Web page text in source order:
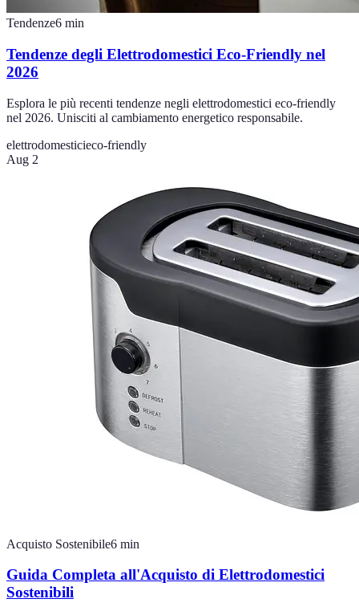
Tendenze6 min
Tendenze degli Elettrodomestici Eco-Friendly nel
2026
Esplora le più recenti tendenze negli elettrodomestici eco-friendly
nel 2026. Unisciti al cambiamento energetico responsabile.
elettrodomesticieco-friendly
Aug 2
Acquisto Sostenibile6 min
Guida Completa all'Acquisto di Elettrodomestici
Sostenibili